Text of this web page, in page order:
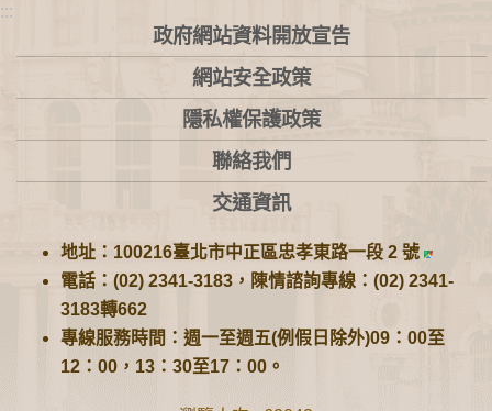
:::
政府網站資料開放宣告
網站安全政策
隱私權保護政策
聯絡我們
交通資訊
地址：100216臺北市中正區忠孝東路一段 2 號
電話：(02) 2341-3183，陳情諮詢專線：(02) 2341-
3183轉662
專線服務時間：週一至週五(例假日除外)09：00至
12：00，13：30至17：00。